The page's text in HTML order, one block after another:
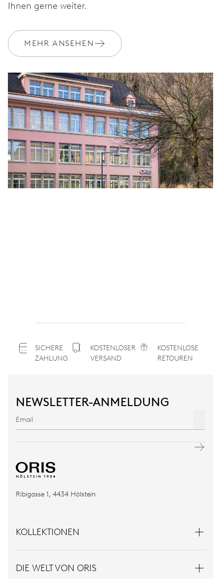
Ihnen gerne weiter.
MEHR ANSEHEN
SICHERE
ZAHLUNG
KOSTENLOSER
VERSAND
KOSTENLOSE
RETOUREN
NEWSLETTER-ANMELDUNG
Ribigasse 1, 4434 Hölstein
KOLLEKTIONEN
DIE WELT VON ORIS